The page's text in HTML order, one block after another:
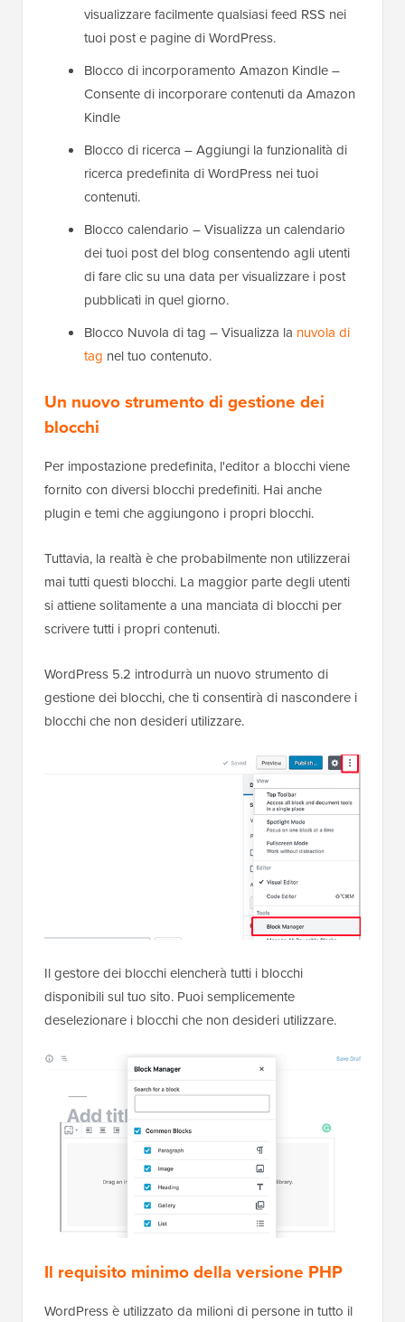
visualizzare facilmente qualsiasi feed RSS nei
tuoi post e pagine di WordPress.
Blocco di incorporamento Amazon Kindle –
Consente di incorporare contenuti da Amazon
Kindle
Blocco di ricerca – Aggiungi la funzionalità di
ricerca predefinita di WordPress nei tuoi
contenuti.
Blocco calendario – Visualizza un calendario
dei tuoi post del blog consentendo agli utenti
di fare clic su una data per visualizzare i post
pubblicati in quel giorno.
Blocco Nuvola di tag – Visualizza la nuvola di
tag nel tuo contenuto.
Un nuovo strumento di gestione dei
blocchi
Per impostazione predefinita, l'editor a blocchi viene
fornito con diversi blocchi predefiniti. Hai anche
plugin e temi che aggiungono i propri blocchi.
Tuttavia, la realtà è che probabilmente non utilizzerai
mai tutti questi blocchi. La maggior parte degli utenti
si attiene solitamente a una manciata di blocchi per
scrivere tutti i propri contenuti.
WordPress 5.2 introdurrà un nuovo strumento di
gestione dei blocchi, che ti consentirà di nascondere i
blocchi che non desideri utilizzare.
Il gestore dei blocchi elencherà tutti i blocchi
disponibili sul tuo sito. Puoi semplicemente
deselezionare i blocchi che non desideri utilizzare.
Il requisito minimo della versione PHP
WordPress è utilizzato da milioni di persone in tutto il